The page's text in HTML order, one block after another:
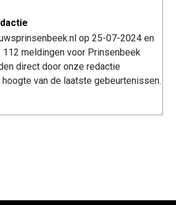
op 25-07-2024 en
meldingen voor Prinsenbeek
direct door onze redactie
van de laatste gebeurtenissen.